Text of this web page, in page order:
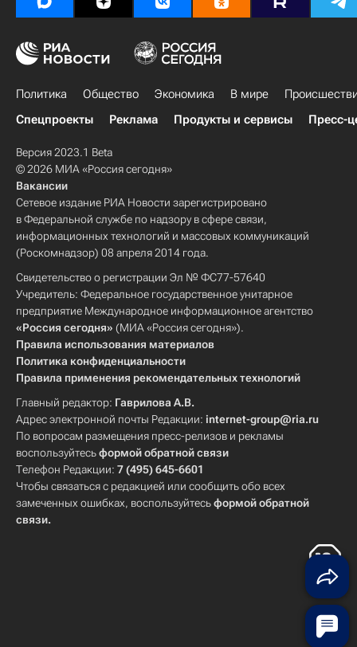
Политика Общество Экономика В мире
Спецпроекты
Реклама Продукты и сервисы Пресс-
Версия 2023.1 Beta
© 2026 МИА «Россия сегодня»
Вакансии
Сетевое издание РИА Новости зарегистрировано
в Федеральной службе по надзору в сфере связи,
информационных технологий и массовых коммуникаций
(Роскомнадзор) 08 апреля 2014 года.
Свидетельство о регистрации Эл № ФС77-57640
Учредитель: Федеральное государственное унитарное
предприятие Международное информационное агентство
«Россия сегодня» (МИА «Россия сегодня»).
Правила использования материалов
Политика конфиденциальности
Правила применения рекомендательных технологий
Главный редактор: Гаврилова А.В.
Адрес электронной почты Редакции: internet-group@ria.ru
По вопросам размещения пресс-релизов и рекламы
воспользуйтесьформой обратной связи
Телефон Редакции: 7 (495) 645-6601
Чтобы связаться с редакцией или сообщить обо всех
замеченных ошибках, воспользуйтесьформой обратной
связи.